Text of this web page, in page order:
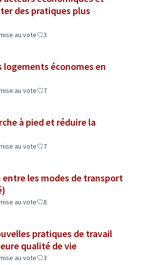
des pratiques plus
au vote 3
logements économes en
au vote 7
à pied et réduire la
au vote 7
entre les modes de transport
au vote 8
pratiques de travail
qualité de vie
au vote 3